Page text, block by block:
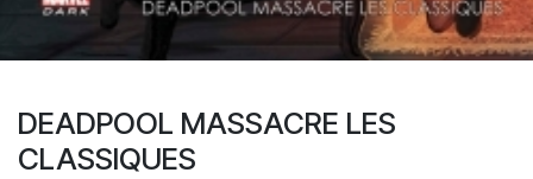
DEADPOOL MASSACRE LES
CLASSIQUES